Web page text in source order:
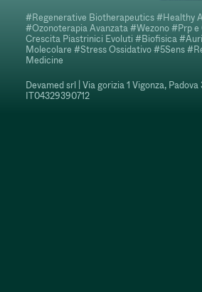
#Regenerative Biotherapeutics #Healthy
#Ozonoterapia Avanzata #Wezono #Prp
Crescita Piastrinici Evoluti #Biofisica
Molecolare #Stress Ossidativo #5Sens
Medicine
Devamed srl | Via gorizia 1 Vigonza, Padova
IT04329390712